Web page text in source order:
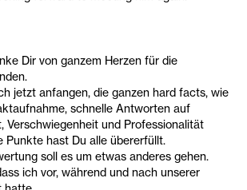
Dir von ganzem Herzen für die
jetzt anfangen, die ganzen hard facts, wie
schnelle Antworten auf
Verschwiegenheit und Professionalität
Punkte hast Du alle übererfüllt.
soll es um etwas anderes gehen.
ich vor, während und nach unserer